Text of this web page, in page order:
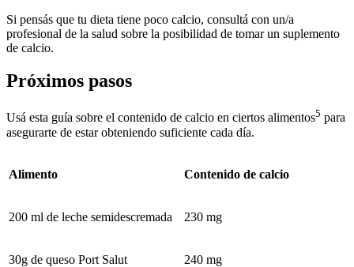
Si pensás que tu dieta tiene poco calcio, consultá con un/a
profesional de la salud sobre la posibilidad de tomar un suplemento
de calcio.
Próximos pasos
Usá esta guía sobre el contenido de calcio en ciertos alimentos5 para
asegurarte de estar obteniendo suficiente cada día.
Alimento Contenido de calcio
200 ml de leche semidescremada 230 mg
30g de queso Port Salut 240 mg